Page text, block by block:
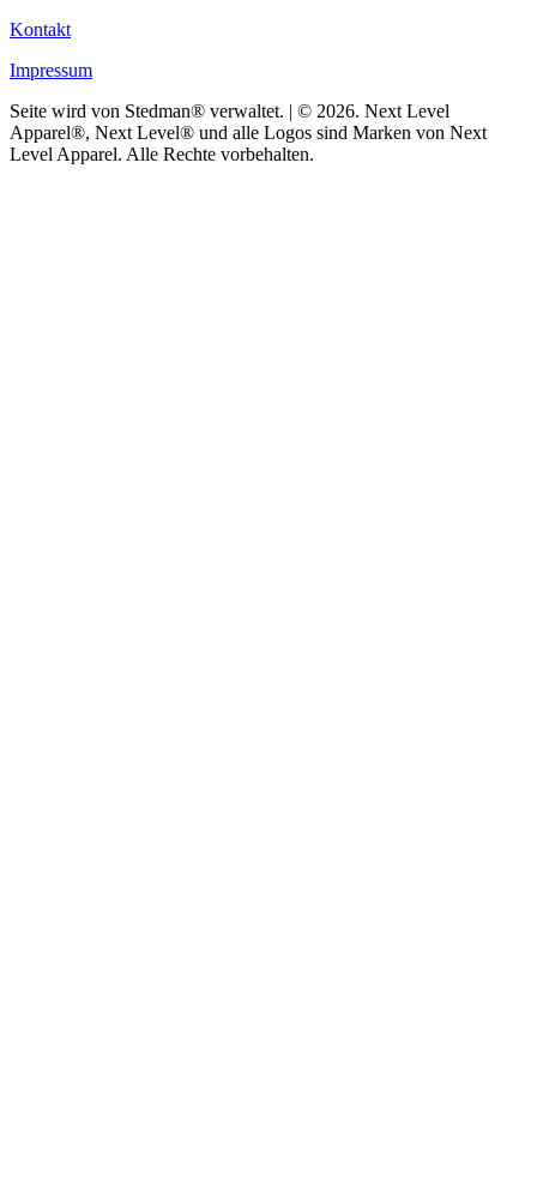
Kontakt
Impressum
Seite wird von Stedman® verwaltet. | © 2026. Next Level
Apparel®, Next Level® und alle Logos sind Marken von Next
Level Apparel. Alle Rechte vorbehalten.